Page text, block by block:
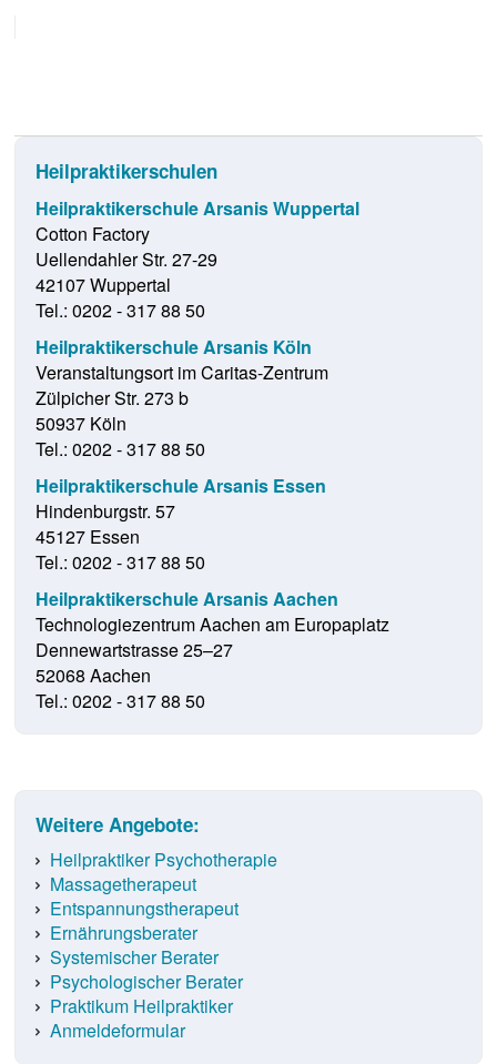
Heilpraktikerschulen
Heilpraktikerschule Arsanis Wuppertal
Cotton Factory
Uellendahler Str. 27-29
42107 Wuppertal
Tel.: 0202 - 317 88 50
Heilpraktikerschule Arsanis Köln
Veranstaltungsort im Caritas-Zentrum
Zülpicher Str. 273 b
50937 Köln
Tel.: 0202 - 317 88 50
Heilpraktikerschule Arsanis Essen
Hindenburgstr. 57
45127 Essen
Tel.: 0202 - 317 88 50
Heilpraktikerschule Arsanis Aachen
Technologiezentrum Aachen am Europaplatz
Dennewartstrasse 25–27
52068 Aachen
Tel.: 0202 - 317 88 50
Weitere Angebote:
Heilpraktiker Psychotherapie
Massagetherapeut
Entspannungstherapeut
Ernährungsberater
Systemischer Berater
Psychologischer Berater
Praktikum Heilpraktiker
Anmeldeformular